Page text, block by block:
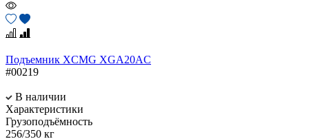
Подъемник XCMG XGA20AC
#00219
В наличии
Характеристики
Грузоподъёмность
256/350 кг